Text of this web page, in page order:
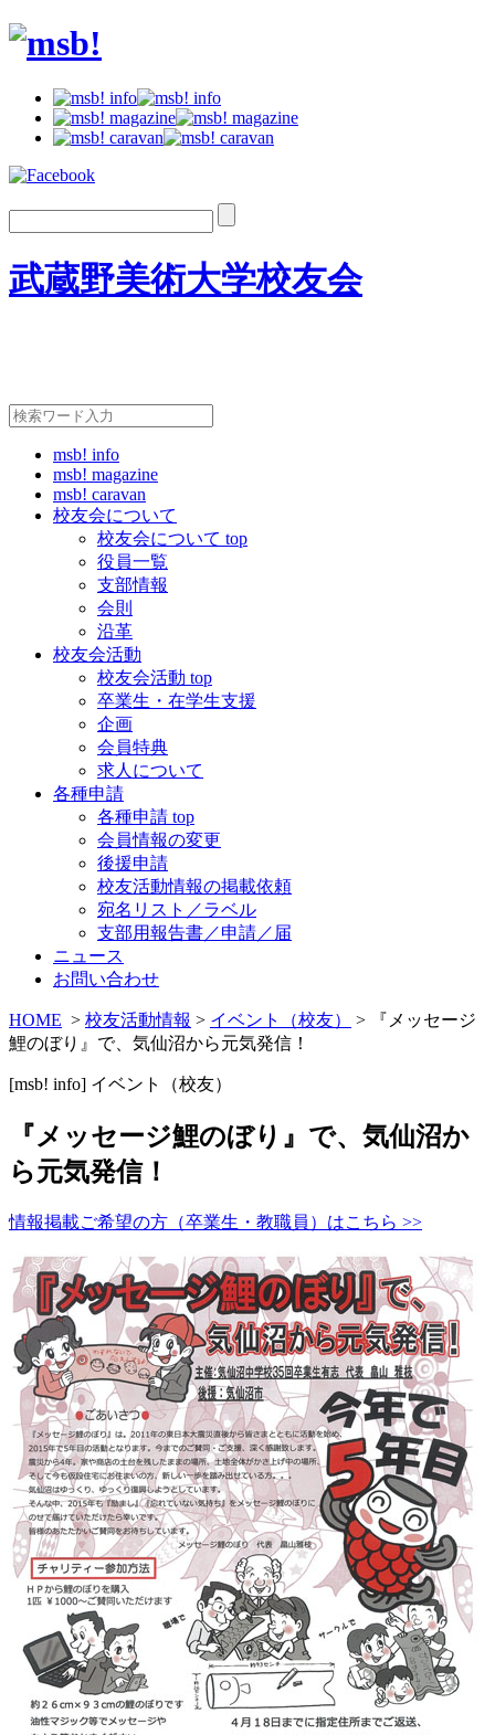
武蔵野美術大学校友会
msb! info
msb! magazine
msb! caravan
校友会について
校友会について top
役員一覧
支部情報
会則
沿革
校友会活動
校友会活動 top
卒業生・在学生支援
企画
会員特典
求人について
各種申請
各種申請 top
会員情報の変更
後援申請
校友活動情報の掲載依頼
宛名リスト／ラベル
支部用報告書／申請／届
ニュース
お問い合わせ
HOME > 校友活動情報 > イベント（校友）
> 『メッセージ
鯉のぼり』で、気仙沼から元気発信！
[msb! info] イベント（校友）
『メッセージ鯉のぼり』で、気仙沼か
ら元気発信！
情報掲載ご希望の方（卒業生・教職員）はこちら >>